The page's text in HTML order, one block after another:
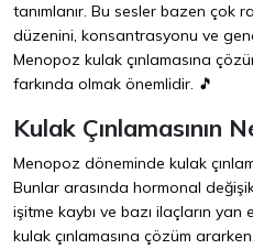
tanımlanır. Bu sesler bazen çok
düzenini, konsantrasyonu ve
Menopoz kulak çınlamasına
farkında olmak önemlidir. 🎵
Kulak Çınlamasının
Menopoz döneminde kulak
Bunlar arasında hormonal
işitme kaybı ve bazı ilaçların
kulak çınlamasına çözüm